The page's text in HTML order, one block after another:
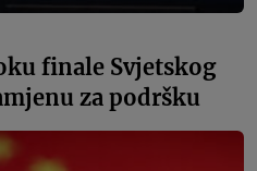
finale Svjetskog
za podršku